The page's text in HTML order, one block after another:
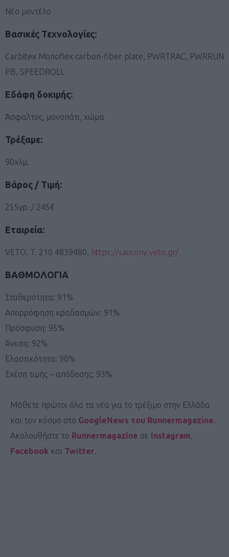
Νέο μοντέλο
Βασικές Τεχνολογίες:
Carbitex Monoflex carbon-fiber plate, PWRTRAC, PWRRUN
PB, SPEEDROLL
Εδάφη δοκιμής:
Άσφαλτος, μονοπάτι, χώμα
Τρέξαμε:
90χλμ.
Βάρος / Τιμή:
255γρ. / 245€
Εταιρεία:
VETO, T. 210 4839480, https://saucony.veto.gr/
ΒΑΘΜΟΛΟΓΙΑ
Σταθερότητα: 91%
Απορρόφηση κραδασμών: 91%
Πρόσφυση: 95%
Άνεση: 92%
Ελαστικότητα: 90%
Σχέση τιμής – απόδοσης: 93%
Μάθετε πρώτοι όλα τα νέα για το τρέξιμο στην Ελλάδα
και τον κόσμο στο GoogleNews του Runnermagazine.
Ακολουθήστε το Runnermagazine σε Instagram,
Facebook και Twitter.